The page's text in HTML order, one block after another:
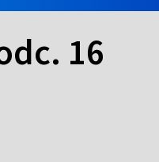
16